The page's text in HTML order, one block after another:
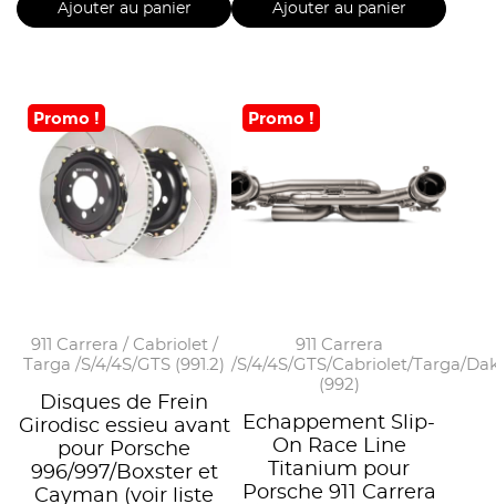
Ajouter au panier Ajouter au panier
Promo !
911 Carrera / Cabriolet /
Targa /S/4/4S/GTS (991.2)
Disques de Frein
Girodisc essieu avant
pour Porsche
996/997/Boxster et
Cayman (voir liste
Promo !
911 Carrera
/S/4/4S/GTS/Cabriolet/Targa/
(992)
Echappement Slip-
On Race Line
Titanium pour
Porsche 911 Carrera